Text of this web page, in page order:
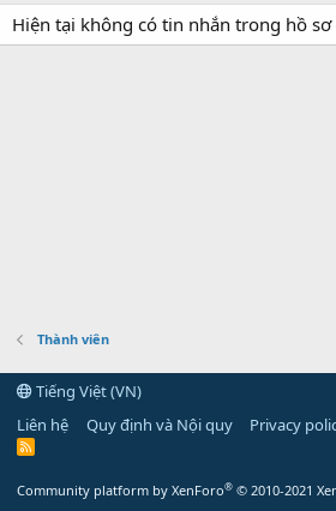
Hiện tại không có tin nhắn trong hồ sơ
Thành viên
Tiếng Việt (VN)
Liên hệ
Quy định và Nội quy Privacy
R
Community platform by XenForo® © 2010-2021